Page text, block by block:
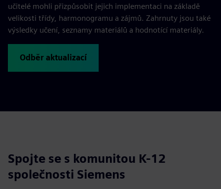
učitelé mohli přizpůsobit jejich implementaci na základě
velikosti třídy, harmonogramu a zájmů. Zahrnuty jsou také
výsledky učení, seznamy materiálů a hodnotící materiály.
Odběr aktualizací
Spojte se s komunitou K-12
společnosti Siemens